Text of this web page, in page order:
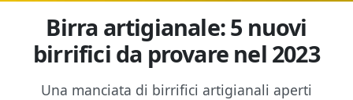
Birra artigianale: 5 nuovi
birrifici da provare nel 2023
Una manciata di birrifici artigianali aperti